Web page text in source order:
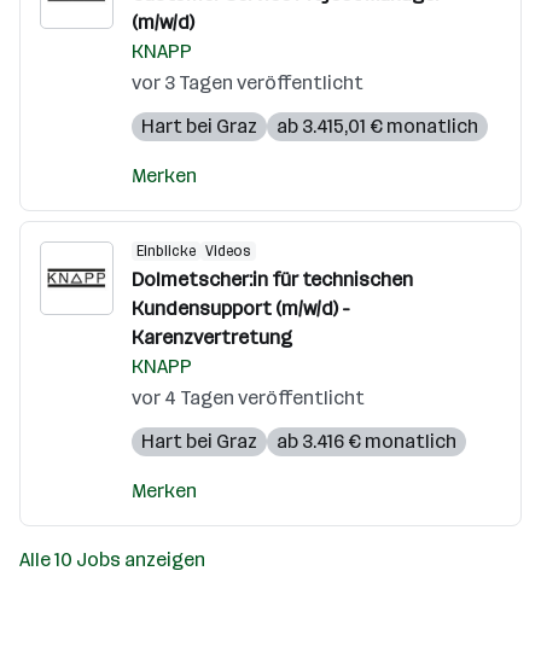
(m/w/d)
KNAPP
vor 3 Tagen veröffentlicht
Hart bei Graz
ab 3.415,01 € monatlich
Merken
Einblicke Videos
Dolmetscher:in für technischen
Kundensupport (m/w/d) -
Karenzvertretung
KNAPP
vor 4 Tagen veröffentlicht
Hart bei Graz
ab 3.416 € monatlich
Merken
Alle 10 Jobs anzeigen